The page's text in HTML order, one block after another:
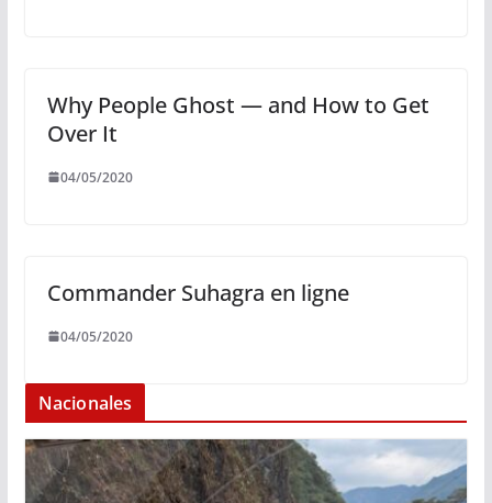
Why People Ghost — and How to Get
Over It
04/05/2020
Commander Suhagra en ligne
04/05/2020
Nacionales